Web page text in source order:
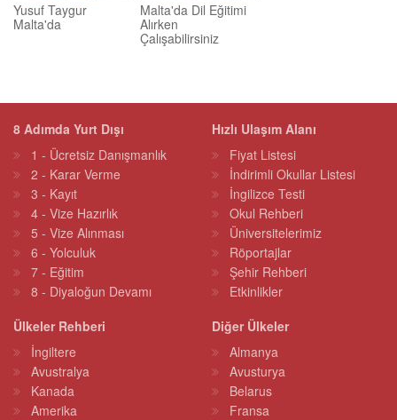
Yusuf Taygur
Malta'da
Malta'da Dil Eğitimi
Alırken
Çalışabilirsiniz
8 Adımda Yurt Dışı
1 - Ücretsiz Danışmanlık
2 - Karar Verme
3 - Kayıt
4 - Vize Hazırlık
5 - Vize Alınması
6 - Yolculuk
7 - Eğitim
8 - Diyaloğun Devamı
Hızlı Ulaşım Alanı
Fiyat Listesi
İndirimli Okullar Listesi
İngilizce Testi
Okul Rehberi
Üniversitelerimiz
Röportajlar
Şehir Rehberi
Etkinlikler
Ülkeler Rehberi
İngiltere
Avustralya
Kanada
Amerika
Diğer Ülkeler
Almanya
Avusturya
Belarus
Fransa